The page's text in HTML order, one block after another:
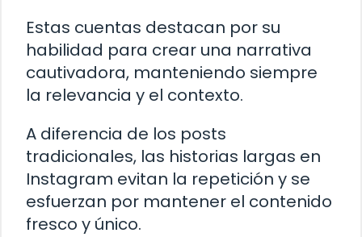
Estas cuentas destacan por su
habilidad para crear una narrativa
cautivadora, manteniendo siempre
la relevancia y el contexto.
A diferencia de los posts
tradicionales, las historias largas en
Instagram evitan la repetición y se
esfuerzan por mantener el contenido
fresco y único.